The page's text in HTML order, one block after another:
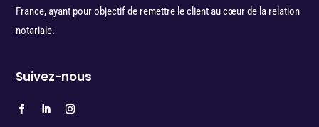
France, ayant pour objectif de remettre le client au cœur de la relation
notariale.
Suivez-nous